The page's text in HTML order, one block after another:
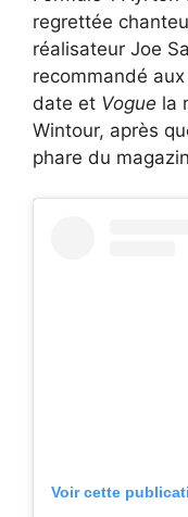
regrettée
réalisateur Joe
recommandé
date et Vogue la
Wintour, après
phare du
Voir cette